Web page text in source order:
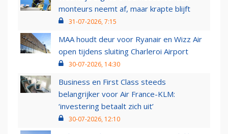
monteurs neemt af, maar krapte blijft
31-07-2026, 7:15
MAA houdt deur voor Ryanair en Wizz Air
open tijdens sluiting Charleroi Airport
30-07-2026, 14:30
Business en First Class steeds
belangrijker voor Air France-KLM:
‘investering betaalt zich uit’
30-07-2026, 12:10